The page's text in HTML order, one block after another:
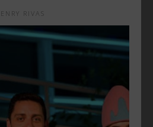
RIVAS